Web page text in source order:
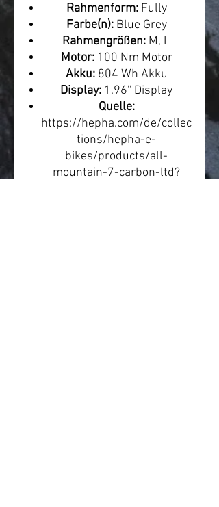
Rahmenform:Fully
Farbe(n):Blue Grey
Rahmengrößen: M, L
Motor:100 Nm Motor
Akku:804 Wh Akku
Display: 1.96'' Display
Quelle:
https://hepha.com/de/collec
tions/hepha-e-
bikes/products/all-
mountain-7-carbon-ltd?